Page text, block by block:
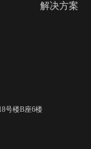
解决方案
号楼B座6楼